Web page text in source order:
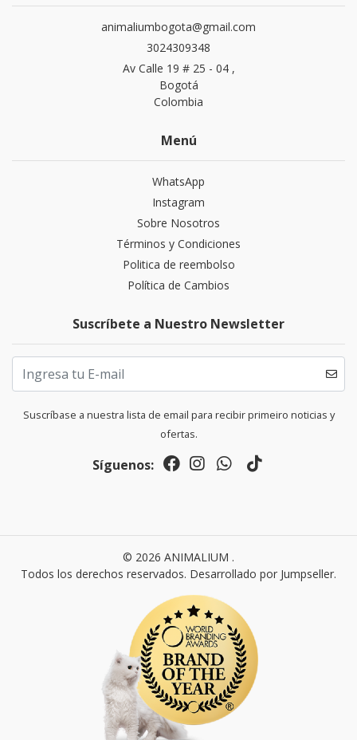
animaliumbogota@gmail.com
3024309348
Av Calle 19 # 25 - 04 ,
Bogotá
Colombia
Menú
WhatsApp
Instagram
Sobre Nosotros
Términos y Condiciones
Politica de reembolso
Política de Cambios
Suscríbete a Nuestro Newsletter
Suscríbase a nuestra lista de email para recibir primeiro noticias y
ofertas.
Síguenos:
© 2026 ANIMALIUM .
Todos los derechos reservados. Desarrollado por Jumpseller.